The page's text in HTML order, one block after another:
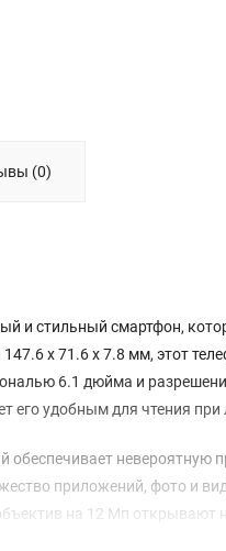
(0)
и стильный смартфон,
x 71.6 x 7.8 мм, этот
6.1 дюйма и
его удобным для чтения
обеспечивает невероятную
приложений, фото и
на 12 Мп открывают
всегда будут четкими и